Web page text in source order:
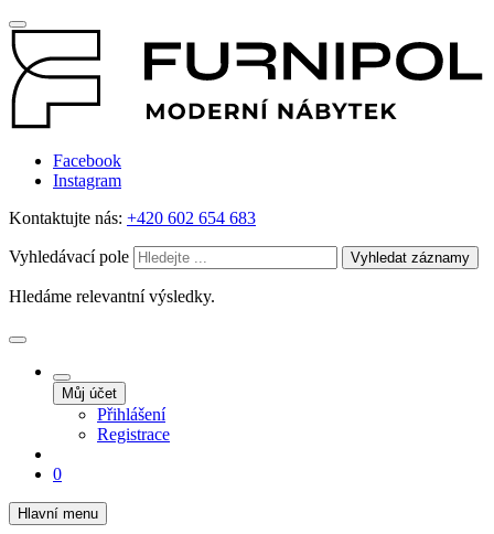
Facebook
Instagram
Kontaktujte nás: +420 602 654 683
Vyhledávací pole Vyhledat záznamy
Hledáme relevantní výsledky.
Můj účet
Přihlášení
Registrace
0
Hlavní menu